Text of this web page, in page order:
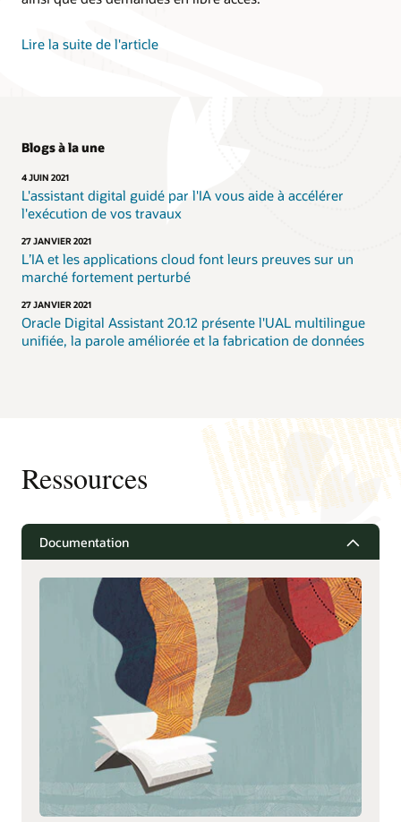
Lire la suite de l'article
Blogs à la une
4 JUIN 2021
L'assistant digital guidé par l'IA vous aide à accélérer
l'exécution de vos travaux
27 JANVIER 2021
L’IA et les applications cloud font leurs preuves sur un
marché fortement perturbé
27 JANVIER 2021
Oracle Digital Assistant 20.12 présente l'UAL multilingue
unifiée, la parole améliorée et la fabrication de données
Ressources
Documentation